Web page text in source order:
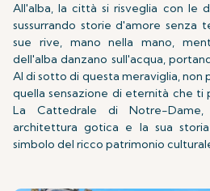
All'alba, la città si risveglia con le
sussurrando storie d'amore senza
sue rive, mano nella mano,
dell'alba danzano sull'acqua,
Al di sotto di questa meraviglia, non
quella sensazione di eternità che ti
La Cattedrale di Notre-
architettura gotica e la sua
simbolo del ricco patrimonio